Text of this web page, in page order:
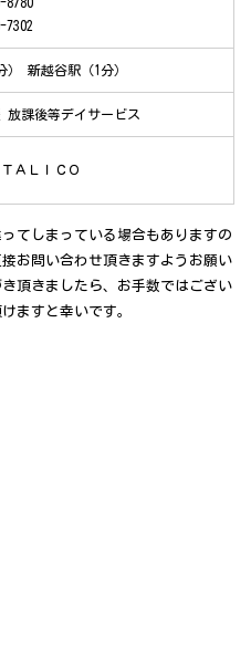
7302
） 新越谷駅（1分）
放課後等デイサービス
ＡＬＩＣＯ
てしまっている場合もありますの
お問い合わせ頂きますようお願い
頂きましたら、お手数ではござい
ますと幸いです。